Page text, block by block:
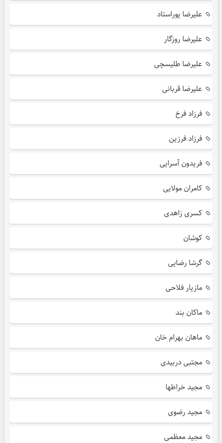
علیرضا پوراستاد
علیرضا روزگار
علیرضا طلیسچی
علیرضا قربانی
فرزاد فرخ
فرزاد فرزین
فریدون آسرایی
کامران مولایی
کسری زاهدی
کوشان
گرشا رضایی
مازیار فلاحی
ماکان بند
ماهان بهرام خان
مجتبی دربیدی
مجید خراطها
مجید رضوی
مجید معظمی